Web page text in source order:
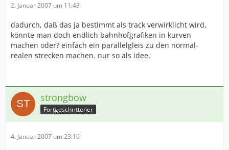
2. Januar 2007 um 11:43
dadurch, daß das ja bestimmt als track verwirklicht wird,
könnte man doch endlich bahnhofgrafiken in kurven
machen oder? einfach ein parallelgleis zu den normal-
realen strecken machen. nur so als idee.
strongbow
Fortgeschrittener
4. Januar 2007 um 23:10